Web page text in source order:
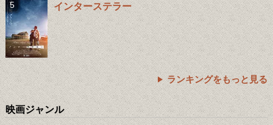
インターステラー
ランキングをもっと見る
映画ジャンル